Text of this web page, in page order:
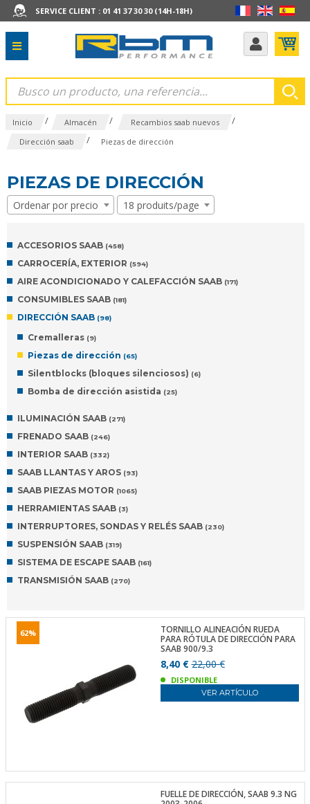
SERVICE CLIENT : 01 41 37 30 30 (14H-18H)
Inicio / Almacén / Recambios saab nuevos /
Dirección saab / Piezas de dirección
PIEZAS DE DIRECCIÓN
Ordenar por precio 18 produits/page
ACCESORIOS SAAB (458)
CARROCERÍA, EXTERIOR (594)
AIRE ACONDICIONADO Y CALEFACCIÓN SAAB (171)
CONSUMIBLES SAAB (181)
DIRECCIÓN SAAB (98)
Cremalleras (9)
Piezas de dirección (65)
Silentblocks (bloques silenciosos) (6)
Bomba de dirección asistida (25)
ILUMINACIÓN SAAB (271)
FRENADO SAAB (246)
INTERIOR SAAB (332)
SAAB LLANTAS Y AROS (93)
SAAB PIEZAS MOTOR (1065)
HERRAMIENTAS SAAB (3)
INTERRUPTORES, SONDAS Y RELÉS SAAB (230)
SUSPENSIÓN SAAB (319)
SISTEMA DE ESCAPE SAAB (161)
TRANSMISIÓN SAAB (270)
62%
TORNILLO ALINEACIÓN RUEDA
PARA RÓTULA DE DIRECCIÓN PARA
SAAB 900/9.3
8,40 €22,00 €
DISPONIBLE
VER ARTÍCULO
FUELLE DE DIRECCIÓN, SAAB 9.3 NG